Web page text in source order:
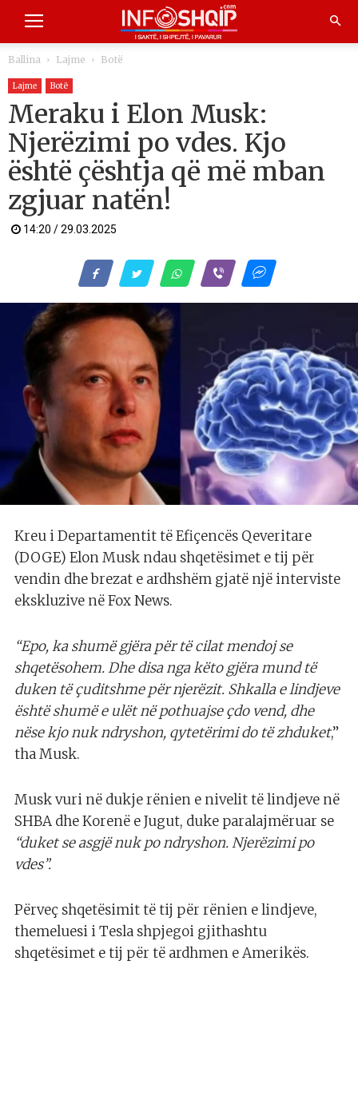
Ballina Lajme Botë
Lajme Botë
Meraku i Elon Musk:
Njerëzimi po vdes. Kjo
është çështja që më mban
zgjuar natën!
14:20 / 29.03.2025
Kreu i Departamentit të Efiçencës Qeveritare
(DOGE) Elon Musk ndau shqetësimet e tij për
vendin dhe brezat e ardhshëm gjatë një interviste
ekskluzive në Fox News.
“Epo, ka shumë gjëra për të cilat mendoj se
shqetësohem. Dhe disa nga këto gjëra mund të
duken të çuditshme për njerëzit. Shkalla e lindjeve
është shumë e ulët në pothuajse çdo vend, dhe
nëse kjo nuk ndryshon, qytetërimi do të zhduket,”
tha Musk.
Musk vuri në dukje rënien e nivelit të lindjeve në
SHBA dhe Korenë e Jugut, duke paralajmëruar se
“duket se asgjë nuk po ndryshon. Njerëzimi po
vdes”.
Përveç shqetësimit të tij për rënien e lindjeve,
themeluesi i Tesla shpjegoi gjithashtu
shqetësimet e tij për të ardhmen e Amerikës.